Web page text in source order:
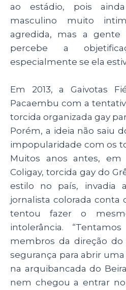
ao estádio, pois
masculino muito
agredida, mas a gente
percebe a
especialmente se ela
Em 2013, a Gaivotas
Pacaembu com a
torcida organizada gay
Porém, a ideia não saiu
impopularidade com os
Muitos anos antes,
Coligay, torcida gay do
estilo no país, invadia
jornalista colorada conta
tentou fazer o
intolerância.
membros da direção
segurança para abrir
na arquibancada do
nem chegou a entrar